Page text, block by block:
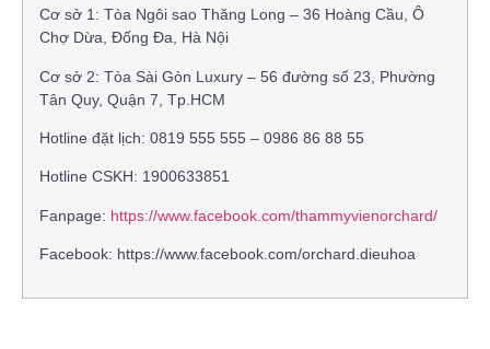
Cơ sở 1: Tòa Ngôi sao Thăng Long – 36 Hoàng Cầu, Ô
Chợ Dừa, Đống Đa, Hà Nội
Cơ sở 2: Tòa Sài Gòn Luxury – 56 đường số 23, Phường
Tân Quy, Quận 7, Tp.HCM
Hotline đặt lịch: 0819 555 555 – 0986 86 88 55
Hotline CSKH: 1900633851
Fanpage: https://www.facebook.com/thammyvienorchard/
Facebook: https://www.facebook.com/orchard.dieuhoa